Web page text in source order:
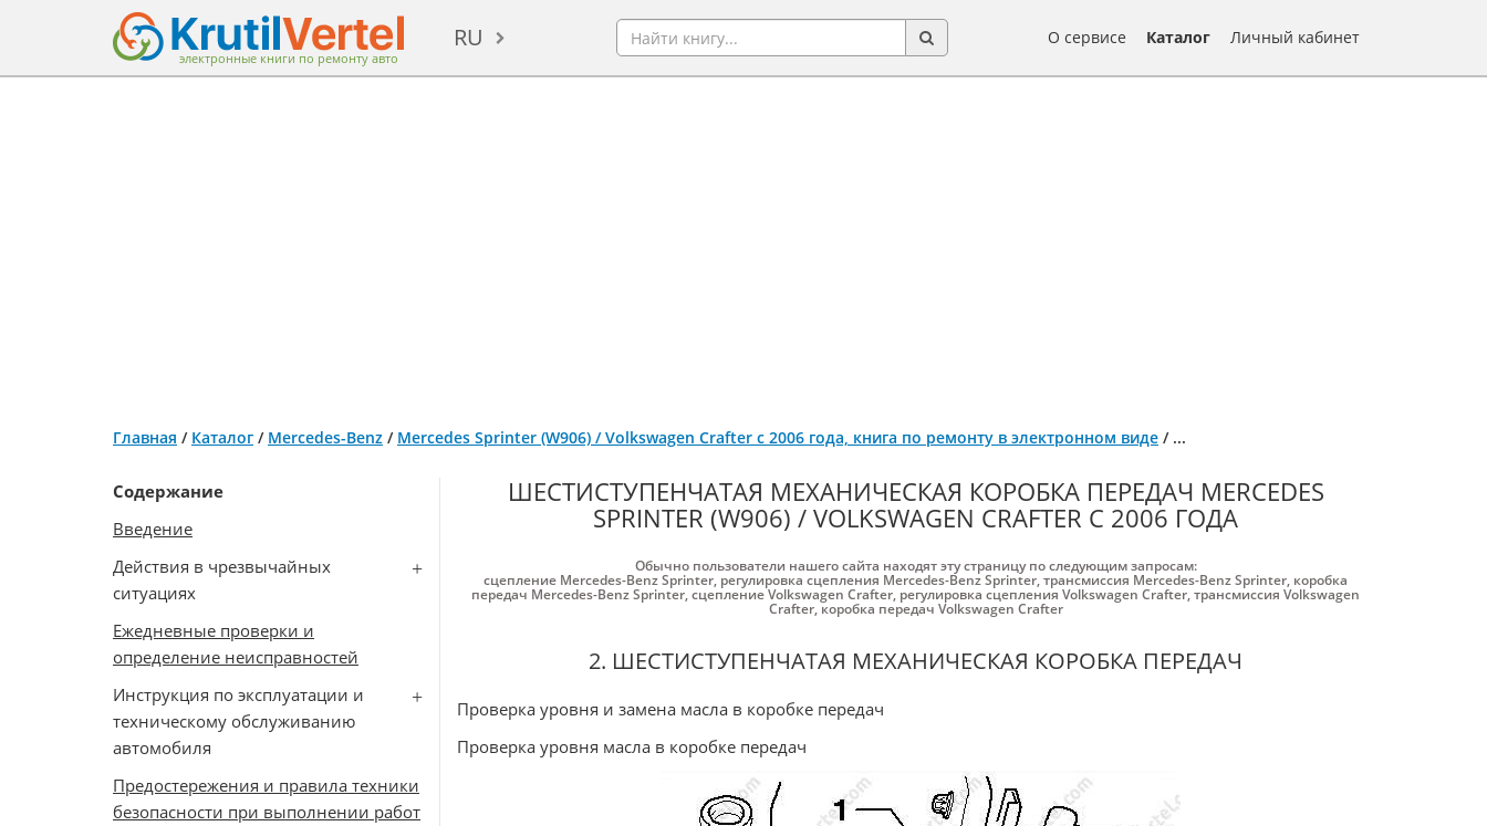
электронные книги по ремонту авто
RU О сервисе Каталог Личный кабинет
Главная / Каталог / Mercedes-Benz / Mercedes Sprinter (W906) / Volkswagen Crafter с 2006 года, книга по ремонту в электронном виде / ...
Содержание
Введение
Действия в чрезвычайных
ситуациях
Ежедневные проверки и
определение неисправностей
Инструкция по эксплуатации и
техническому обслуживанию
автомобиля
Предостережения и правила техники
безопасности при выполнении работ
ШЕСТИСТУПЕНЧАТАЯ МЕХАНИЧЕСКАЯ КОРОБКА ПЕРЕДАЧ MERCEDES
SPRINTER (W906) / VOLKSWAGEN CRAFTER С 2006 ГОДА
Обычно пользователи нашего сайта находят эту страницу по следующим запросам:
сцепление Mercedes-Benz Sprinter, регулировка сцепления Mercedes-Benz Sprinter,трансмиссия Mercedes-Benz Sprinter, коробка
передач Mercedes-Benz Sprinter,сцепление Volkswagen Crafter, регулировка сцепления Volkswagen Crafter,трансмиссия Volkswagen
Crafter,коробка передач Volkswagen Crafter
2. ШЕСТИСТУПЕНЧАТАЯ МЕХАНИЧЕСКАЯ КОРОБКА ПЕРЕДАЧ
Проверка уровня и замена масла в коробке передач
Проверка уровня масла в коробке передач